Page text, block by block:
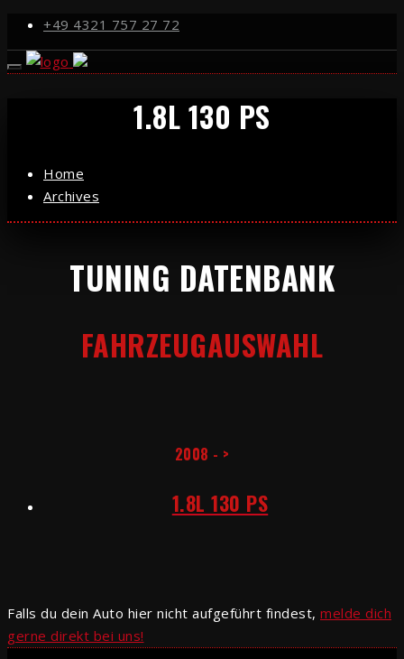
+49 4321 757 27 72
1.8L 130 PS
Home
Archives
TUNING DATENBANK
FAHRZEUGAUSWAHL
2008 - >
1.8L 130 PS
Falls du dein Auto hier nicht aufgeführt findest, melde dich
gerne direkt bei uns!